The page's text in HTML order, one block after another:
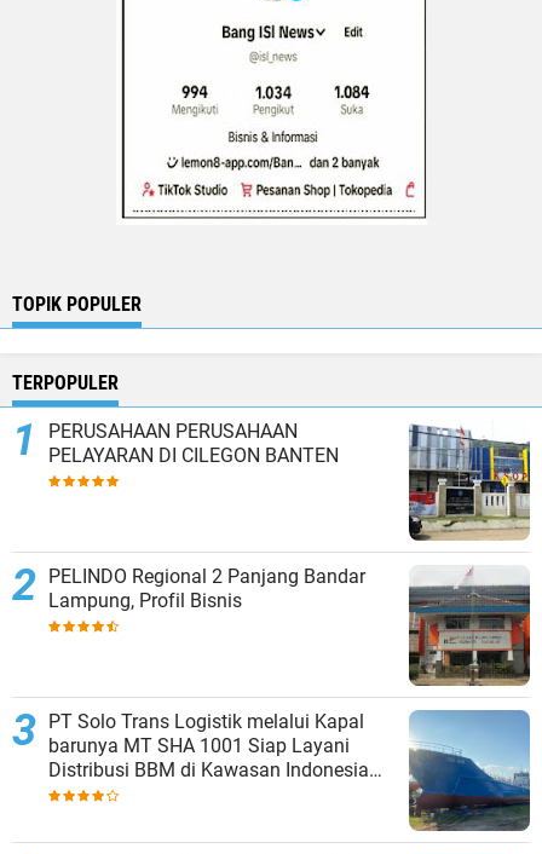
TOPIK POPULER
TERPOPULER
PERUSAHAAN PERUSAHAAN
PELAYARAN DI CILEGON BANTEN
PELINDO Regional 2 Panjang Bandar
Lampung, Profil Bisnis
PT Solo Trans Logistik melalui Kapal
barunya MT SHA 1001 Siap Layani
Distribusi BBM di Kawasan Indonesia
bagian Timur